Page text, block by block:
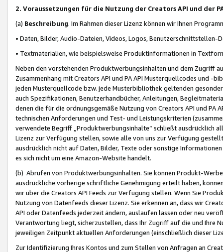
2. Voraussetzungen für die Nutzung der Creators API und der
(a) Beschreibung. Im Rahmen dieser Lizenz können wir Ihnen
• Daten, Bilder, Audio-Dateien, Videos, Logos, Benutzerschnittstellen-
• Textmaterialien, wie beispielsweise Produktinformationen in
Neben den vorstehenden Produktwerbungsinhalten und dem Zugriff
Zusammenhang mit Creators API und PA API Musterquellcodes und
jeden Musterquellcode bzw. jede Musterbibliothek geltenden
auch Spezifikationen, Benutzerhandbücher, Anleitungen,
denen die für die ordnungsgemäße Nutzung von Creators API und PA
technischen Anforderungen und Test- und Leistungskriterien
verwendete Begriff „Produktwerbungsinhalte“ schließt ausdrücklich
Lizenz zur Verfügung stellen, sowie alle von uns zur Verfügung
ausdrücklich nicht auf Daten, Bilder, Texte oder sonstige
es sich nicht um eine Amazon-Website handelt.
(b) Abrufen von Produktwerbungsinhalten. Sie können Produkt-
ausdrückliche vorherige schriftliche Genehmigung erteilt haben,
wir über die Creators API Feeds zur Verfügung stellen. Wenn Sie
Nutzung von Datenfeeds dieser Lizenz. Sie erkennen an, dass wir
API oder Datenfeeds jederzeit ändern, auslaufen lassen oder neu
Verantwortung liegt, sicherzustellen, dass Ihr Zugriff auf die und Ihre
jeweiligen Zeitpunkt aktuellen Anforderungen (einschließlich dieser
Zur Identifizierung Ihres Kontos und zum Stellen von Anfragen an